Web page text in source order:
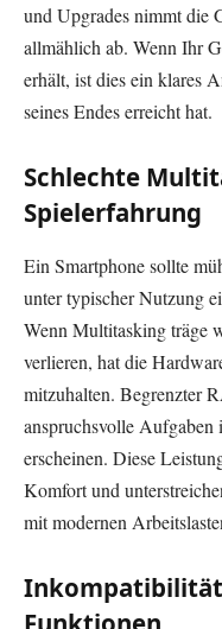
und Upgrades nimmt die
allmählich ab. Wenn Ihr
erhält, ist dies ein klares
seines Endes erreicht hat.
Schlechte
Spielerfahrung
Ein Smartphone sollte
unter typischer Nutzung
Wenn Multitasking träge
verlieren, hat die
mitzuhalten. Begrenzter
anspruchsvolle
erscheinen. Diese
Komfort und
mit modernen
Inkompatibilität